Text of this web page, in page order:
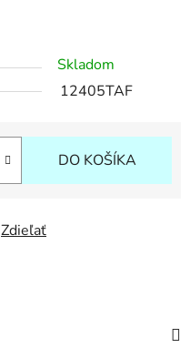
Skladom
12405TAF
DO KOŠÍKA
Zdieľať